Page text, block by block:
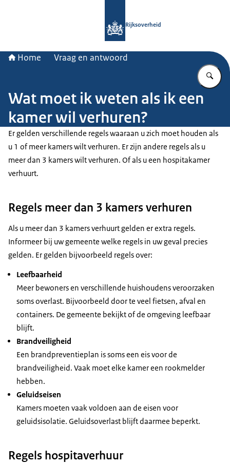
Rijksoverheid
Home Vraag en antwoord
Wat moet ik weten als ik een
kamer wil verhuren?
Er gelden verschillende regels waaraan u zich moet houden als
u 1 of meer kamers wilt verhuren. Er zijn andere regels als u
meer dan 3 kamers wilt verhuren. Of als u een hospitakamer
verhuurt.
Regels meer dan 3 kamers verhuren
Als u meer dan 3 kamers verhuurt gelden er extra regels.
Informeer bij uw gemeente welke regels in uw geval precies
gelden. Er gelden bijvoorbeeld regels over:
Leefbaarheid
Meer bewoners en verschillende huishoudens veroorzaken
soms overlast. Bijvoorbeeld door te veel fietsen, afval en
containers. De gemeente bekijkt of de omgeving leefbaar
blijft.
Brandveiligheid
Een brandpreventieplan is soms een eis voor de
brandveiligheid. Vaak moet elke kamer een rookmelder
hebben.
Geluidseisen
Kamers moeten vaak voldoen aan de eisen voor
geluidsisolatie. Geluidsoverlast blijft daarmee beperkt.
Regels hospitaverhuur